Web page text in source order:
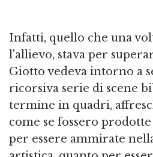
Infatti, quello che una
l'allievo, stava per
Giotto vedeva intorno a
ricorsiva serie di scene
termine in quadri,
come se fossero
per essere ammirate